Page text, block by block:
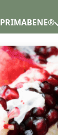
PRIMABENE®